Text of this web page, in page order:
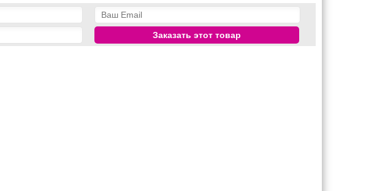
Заказать этот товар